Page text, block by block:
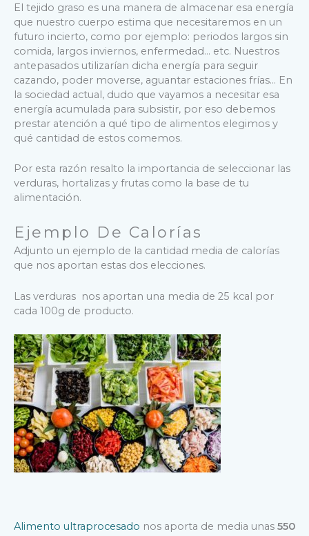
El tejido graso es una manera de almacenar esa energía
que nuestro cuerpo estima que necesitaremos en un
futuro incierto, como por ejemplo: periodos largos sin
comida, largos inviernos, enfermedad… etc. Nuestros
antepasados utilizarían dicha energía para seguir
cazando, poder moverse, aguantar estaciones frías… En
la sociedad actual, dudo que vayamos a necesitar esa
energía acumulada para subsistir, por eso debemos
prestar atención a qué tipo de alimentos elegimos y
qué cantidad de estos comemos.
Por esta razón resalto la importancia de seleccionar las
verduras, hortalizas y frutas como la base de tu
alimentación.
Ejemplo De Calorías
Adjunto un ejemplo de la cantidad media de calorías
que nos aportan estas dos elecciones.
Las verduras nos aportan una media de 25 kcal por
cada 100g de producto.
Alimento ultraprocesado nos aporta de media unas 550